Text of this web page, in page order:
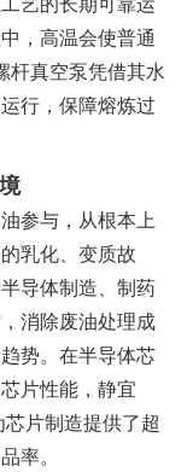
，高温会使普通
杆真空泵凭借其水
行，保障熔炼过
参与，从根本上
乳化、变质故
导体制造、制药
消除废油处理成
势。在半导体芯
片性能，静宜
片制造提供了超
率。